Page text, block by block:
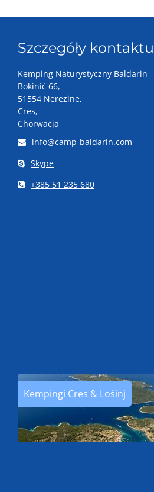
Szczegóły kontaktu
Kemping Naturystyczny Baldarin
Bokinić 66,
51554 Nerezine,
Cres,
Chorwacja
info@camp-baldarin.com
Skype
+385 51 235 680
Kempingi Cres & Lošinj